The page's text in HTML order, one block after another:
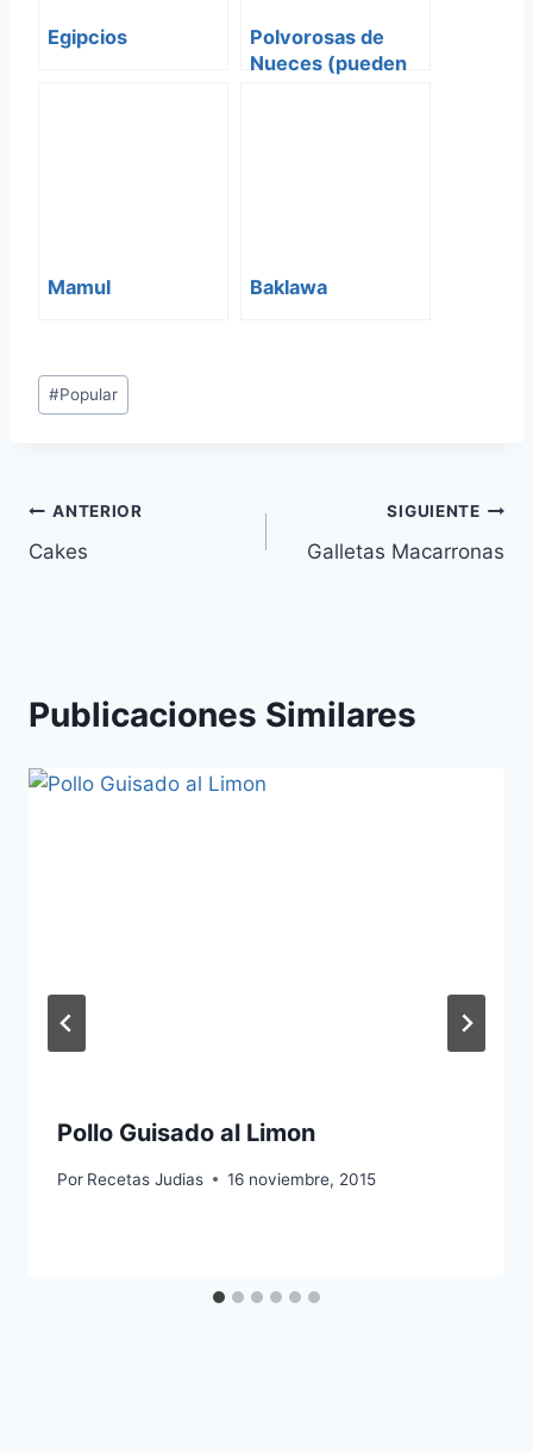
Egipcios
Polvorosas de
Nueces (pueden
Mamul Baklawa
Etiquetas
de
#Popular
Navegación
de
ANTERIOR
Cakes
SIGUIENTE
Galletas Macarronas
Publicaciones Similares
Pollo Guisado al Limon
Por Recetas Judias 16 noviembre, 2015